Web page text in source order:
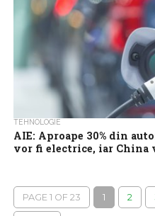
TEHNOLOGIE
AIE: Aproape 30% din
vor fi electrice, iar China
Energie (AIE), care
PAGE 1 OF 23 1 2